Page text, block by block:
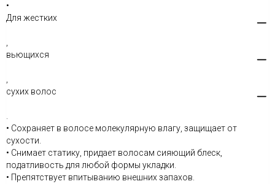
•
Для жестких
вьющихся
сухих волос
• Сохраняет в волосе молекулярную влагу, защищает от
сухости.
• Снимает статику, придает волосам сияющий блеск,
податливость для любой формы укладки.
• Препятствует впитыванию внешних запахов.